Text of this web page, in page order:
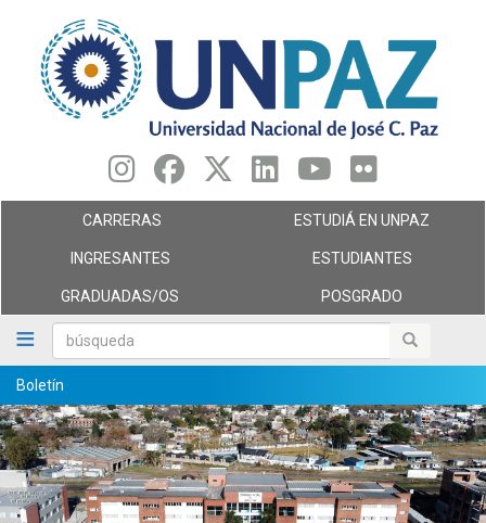
contenido
principal
búsqueda búsqueda
CARRERAS ESTUDIÁ EN UNPAZ
INGRESANTES ESTUDIANTES
GRADUADAS/OS POSGRADO
Boletín